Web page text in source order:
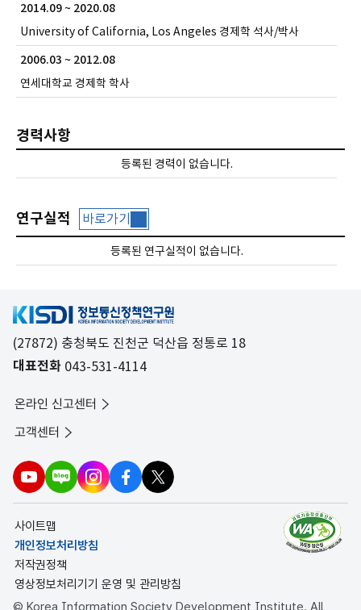
2014.09 ~ 2020.08
University of California, Los Angeles 경제학 석사/박사
2006.03 ~ 2012.08
연세대학교 경제학 학사
경력사항
등록된 경력이 없습니다.
연구실적 바로가기
등록된 연구실적이 없습니다.
(27872) 충청북도 진천군 덕산읍 정통로 18
대표전화 043-531-4114
온라인 신고센터
고객센터
사이트맵
개인정보처리방침
저작권정책
영상정보처리기기 운영 및 관리방침
© Korea Information Society Development Institute. All